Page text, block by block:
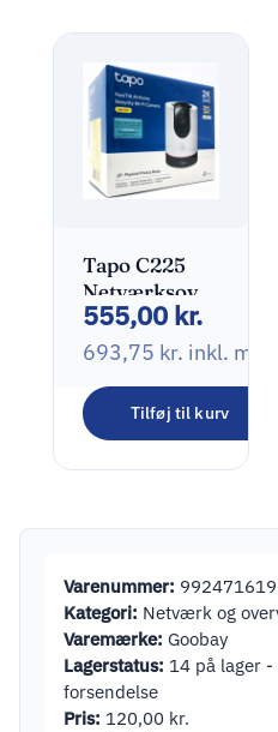
Tapo C225
2560 x 1440
555,00 kr.
693,75 kr. inkl.
Tilføj til kurv
Varenummer: 992471619
Kategori: Netværk og
Varemærke: Goobay
Lagerstatus: 14 på lager
forsendelse
Pris: 120,00 kr.